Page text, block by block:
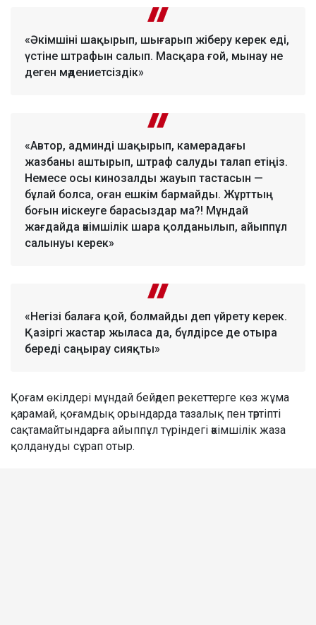
«Әкімшіні шақырып, шығарып жіберу керек еді,
үстіне штрафын салып. Масқара ғой, мынау не
деген мәдениетсіздік»
«Автор, админді шақырып, камерадағы
жазбаны аштырып, штраф салуды талап етіңіз.
Немесе осы кинозалды жауып тастасын —
бұлай болса, оған ешкім бармайды. Жұрттың
боғын иіскеуге барасыздар ма?! Мұндай
жағдайда әкімшілік шара қолданылып, айыппұл
салынуы керек»
«Негізі балаға қой, болмайды деп үйрету керек.
Қазіргі жастар жыласа да, бүлдірсе де отыра
береді саңырау сияқты»
Қоғам өкілдері мұндай бейәдеп әрекеттерге көз жұма
қарамай, қоғамдық орындарда тазалық пен тәртіпті
сақтамайтындарға айыппұл түріндегі әкімшілік жаза
қолдануды сұрап отыр.